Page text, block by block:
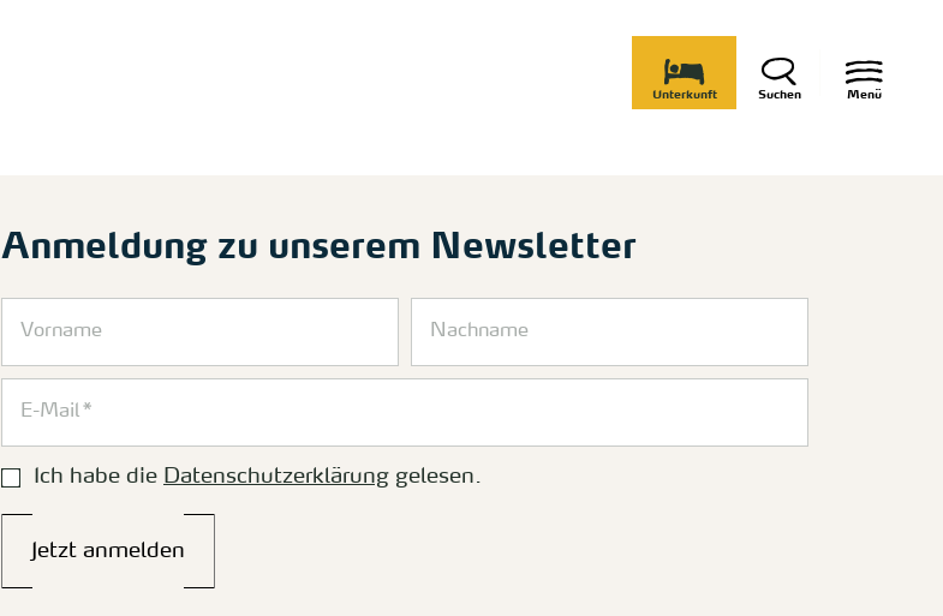
Menü
Suchen
Unterkunft
Anmeldung zu unserem Newsletter
Ich habe die Datenschutzerklärung gelesen.
Jetzt anmelden